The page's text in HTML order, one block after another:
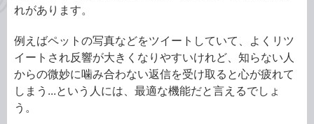
れがあります。
例えばペットの写真などをツイートしていて、よくリツ
イートされ反響が大きくなりやすいけれど、知らない人
からの微妙に噛み合わない返信を受け取ると心が疲れて
しまう...という人には、最適な機能だと言えるでしょ
う。